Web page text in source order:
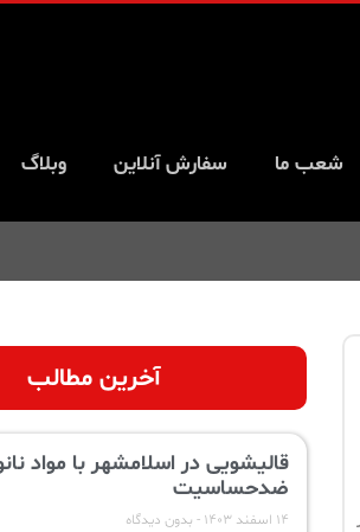
شعب ما سفارش آنلاین وبلاگ
آخرین مطالب
قالیشویی در اسلامشهر با مواد
ضدحساسیت
۱۴ اسفند ۱۴۰۳ بدون دیدگاه